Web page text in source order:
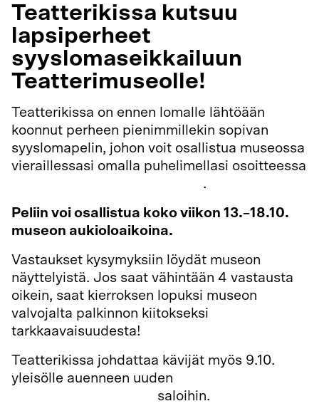
Teatterikissa kutsuu
lapsiperheet
syyslomaseikkailuun
Teatterimuseolle!
Teatterikissa on ennen lomalle lähtöään
koonnut perheen pienimmillekin sopivan
syyslomapelin, johon voit osallistua museossa
vieraillessasi omalla puhelimellasi osoitteessa
.
Peliin voi osallistua koko viikon 13.–18.10.
museon aukioloaikoina.
Vastaukset kysymyksiin löydät museon
näyttelyistä. Jos saat vähintään 4 vastausta
oikein, saat kierroksen lopuksi museon
valvojalta palkinnon kiitokseksi
tarkkaavaisuudesta!
Teatterikissa johdattaa kävijät myös 9.10.
yleisölle auenneen uuden
saloihin.